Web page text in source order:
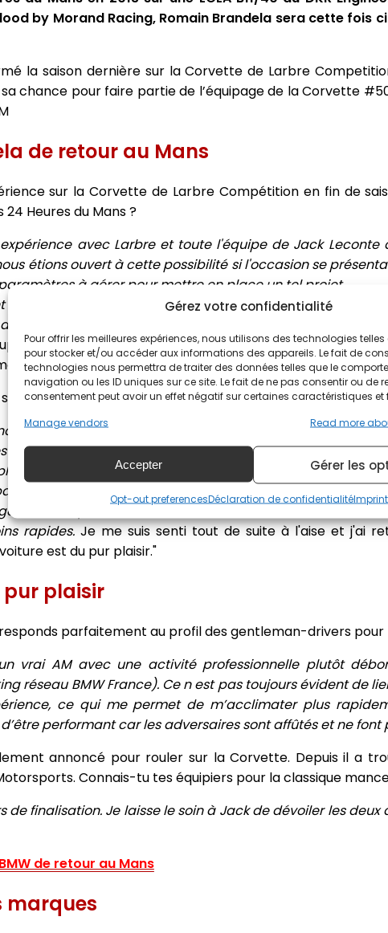
Gérez votre confidentialité
Pour offrir les meilleures expériences, nous utilisons des technologies
pour stocker et/ou accéder aux informations des appareils. Le fait de
technologies nous permettra de traiter des données telles que le
navigation ou les ID uniques sur ce site. Le fait de ne pas consentir ou de
consentement peut avoir un effet négatif sur certaines caractéristiques et
Manage vendors
Read more
Accepter Gérer les
Opt-out preferencesDéclaration de confidentialitéImprint
by Morand Racing, Romain Brandela sera cette fois
la saison dernière sur la Corvette de Larbre
sa chance pour faire partie de l’équipage de la Corvette
de retour au Mans
sur la Corvette de Larbre Compétition en fin de
Heures du Mans ?
avec Larbre et toute l'équipe de Jack Leconte
étions ouvert à cette possibilité si l'occasion se
à gérer pour mettre en place un tel projet.
que professionnellement ce n'est pas évident, mais
l'accord de mon employeur, tous les
d'efforts afin que la voiture soit sélectionnée pour les 24
appelés avec Jack et tout s'est fait naturellement."
au Vigeant. Comment s'est déroulée la journée ?
a permis de rouler sur le sec. J'ai eu la possibilité de
professionnelles ne m'ont pas permis de rouler le matin.
avec la Corvette et j'ai pu prendre le temps de me
le cas en WEC l'année dernière.
n'étaient pas évidentes car nous roulions au milieu des
rapides.Je me suis senti tout de suite à l'aise et j'ai
est du pur plaisir."
pur plaisir
parfaitement au profil des gentleman-drivers pour
vrai AM avec une activité professionnelle plutôt
réseau BMW France). Ce n est pas toujours évident de
ce qui me permet de m’acclimater plus
performant car les adversaires sont affûtés et ne font
annoncé pour rouler sur la Corvette. Depuis il a
Connais-tu tes équipiers pour la classique
de finalisation. Je laisse le soin à Jack de dévoiler les
BMW de retour au Mans
marques